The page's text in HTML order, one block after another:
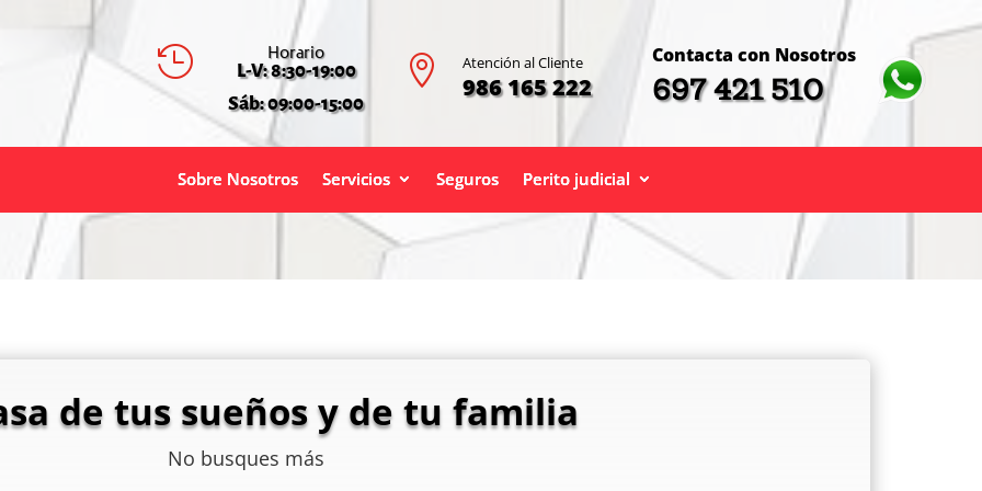
 Horario
L-V: 8:30-19:00
Sáb: 09:00-15:00
 Atención al Cliente
986 165 222
Contacta con Nosotros
697 421 510
Sobre Nosotros Servicios Seguros Perito judicial
de tus sueños y de tu familia
No busques más